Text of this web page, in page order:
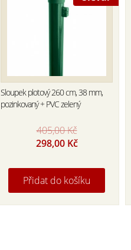
Sloupek plotový 260 cm, 38 mm,
pozinkovaný + PVC zelený
405,00Kč
Original
405,00 Kč.
298,00 KčCurrent
298,00 Kč.
Přidat do košíku